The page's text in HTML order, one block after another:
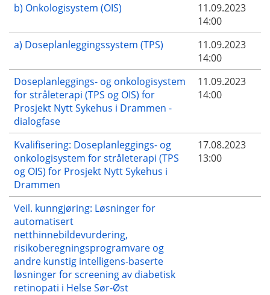
b) Onkologisystem (OIS)
11.09.2023
14:00
a) Doseplanleggingssystem (TPS)
11.09.2023
14:00
Doseplanleggings- og onkologisystem
for stråleterapi (TPS og OIS) for
Prosjekt Nytt Sykehus i Drammen -
dialogfase
11.09.2023
14:00
Kvalifisering: Doseplanleggings- og
onkologisystem for stråleterapi (TPS
og OIS) for Prosjekt Nytt Sykehus i
Drammen
17.08.2023
13:00
Veil. kunngjøring: Løsninger for
automatisert
netthinnebildevurdering,
risikoberegningsprogramvare og
andre kunstig intelligens-baserte
løsninger for screening av diabetisk
retinopati i Helse Sør-Øst